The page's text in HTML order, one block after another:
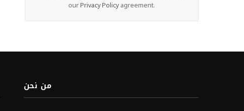
ourPrivacy Policyagreement.
من نحن